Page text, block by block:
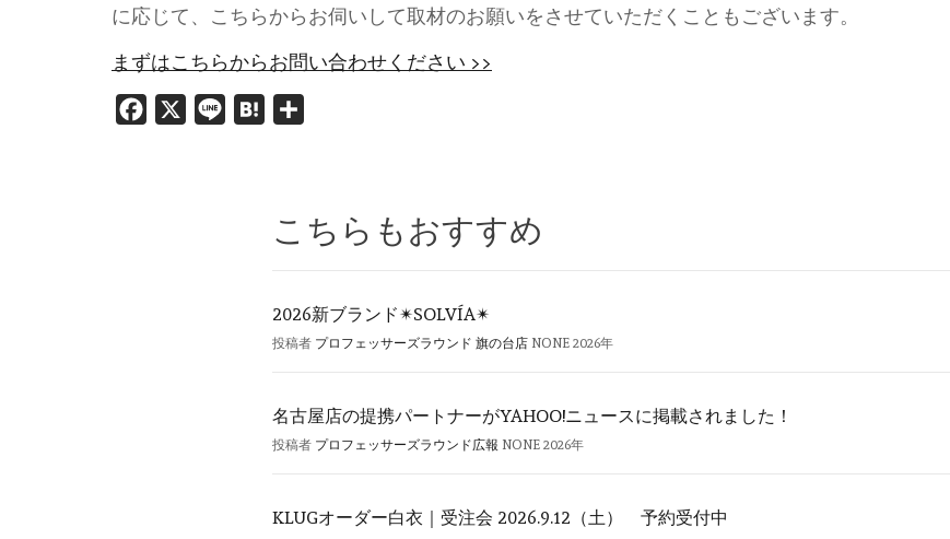
に応じて、こちらからお伺いして取材のお願いをさせていただくこともございます。
まずはこちらからお問い合わせください >>
Facebook
X Line Hatena
こちらもおすすめ
2026新ブランド✴︎SOLVÍA✴︎
投稿者 プロフェッサーズラウンド 旗の台店 NONE 2026年
名古屋店の提携パートナーがYAHOO!ニュースに掲載されました！
投稿者 プロフェッサーズラウンド広報 NONE 2026年
KLUGオーダー白衣｜受注会 2026.9.12（土） 予約受付中